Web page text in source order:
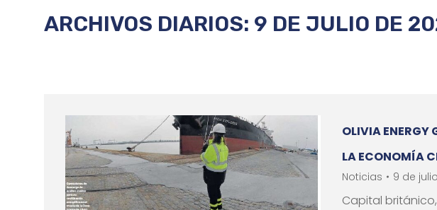
ARCHIVOS DIARIOS: 9 DE JULIO DE
OLIVIA ENERGY
LA ECONOMÍA
Noticias 9 de
Capital